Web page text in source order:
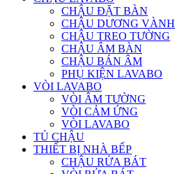
CHẬU ĐẶT BÀN
CHẬU DƯƠNG VÀNH
CHẬU TREO TƯỜNG
CHẬU ÂM BÀN
CHẬU BÁN ÂM
PHỤ KIỆN LAVABO
VÒI LAVABO
VÒI ÂM TƯỜNG
VÒI CẢM ỨNG
VÒI LAVABO
TỦ CHẬU
THIẾT BỊ NHÀ BẾP
CHẬU RỬA BÁT